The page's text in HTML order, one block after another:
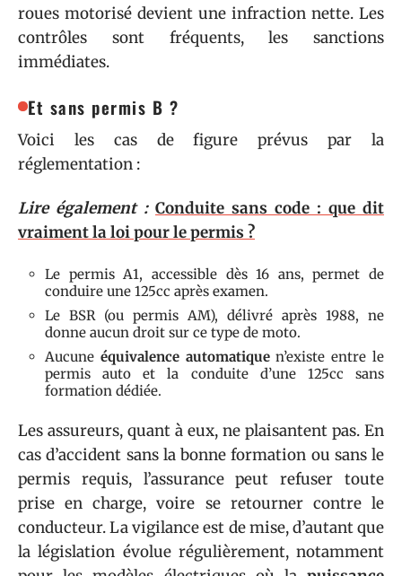
roues motorisé devient une infraction nette. Les
contrôles sont fréquents, les sanctions
immédiates.
Et sans permis B ?
Voici les cas de figure prévus par la
réglementation :
Lire également : Conduite sans code : que dit
vraiment la loi pour le permis ?
Le permis A1, accessible dès 16 ans, permet de
conduire une 125cc après examen.
Le BSR (ou permis AM), délivré après 1988, ne
donne aucun droit sur ce type de moto.
Aucune équivalence automatiquen’existe entre le
permis auto et la conduite d’une 125cc sans
formation dédiée.
Les assureurs, quant à eux, ne plaisantent pas. En
cas d’accident sans la bonne formation ou sans le
permis requis, l’assurance peut refuser toute
prise en charge, voire se retourner contre le
conducteur. La vigilance est de mise, d’autant que
la législation évolue régulièrement, notamment